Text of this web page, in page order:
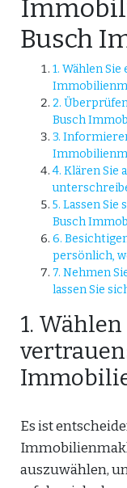
Busch
1. Wählen
2.
Busch
3.
4. Klären Sie
5. Lassen
Busch
6.
persönlich,
7. Nehmen
lassen Sie
1.
Es ist
auszuwählen,